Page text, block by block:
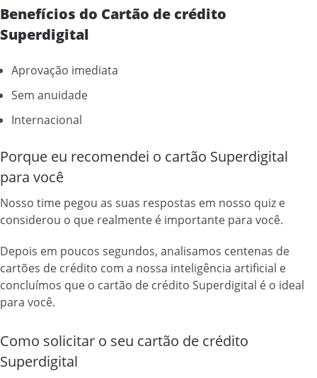
Benefícios do Cartão de crédito
Superdigital
Aprovação imediata
Sem anuidade
Internacional
Porque eu recomendei o cartão Superdigital
para você
Nosso time pegou as suas respostas em nosso quiz e
considerou o que realmente é importante para você.
Depois em poucos segundos, analisamos centenas de
cartões de crédito com a nossa inteligência artificial e
concluímos que o cartão de crédito Superdigital é o ideal
para você.
Como solicitar o seu cartão de crédito
Superdigital